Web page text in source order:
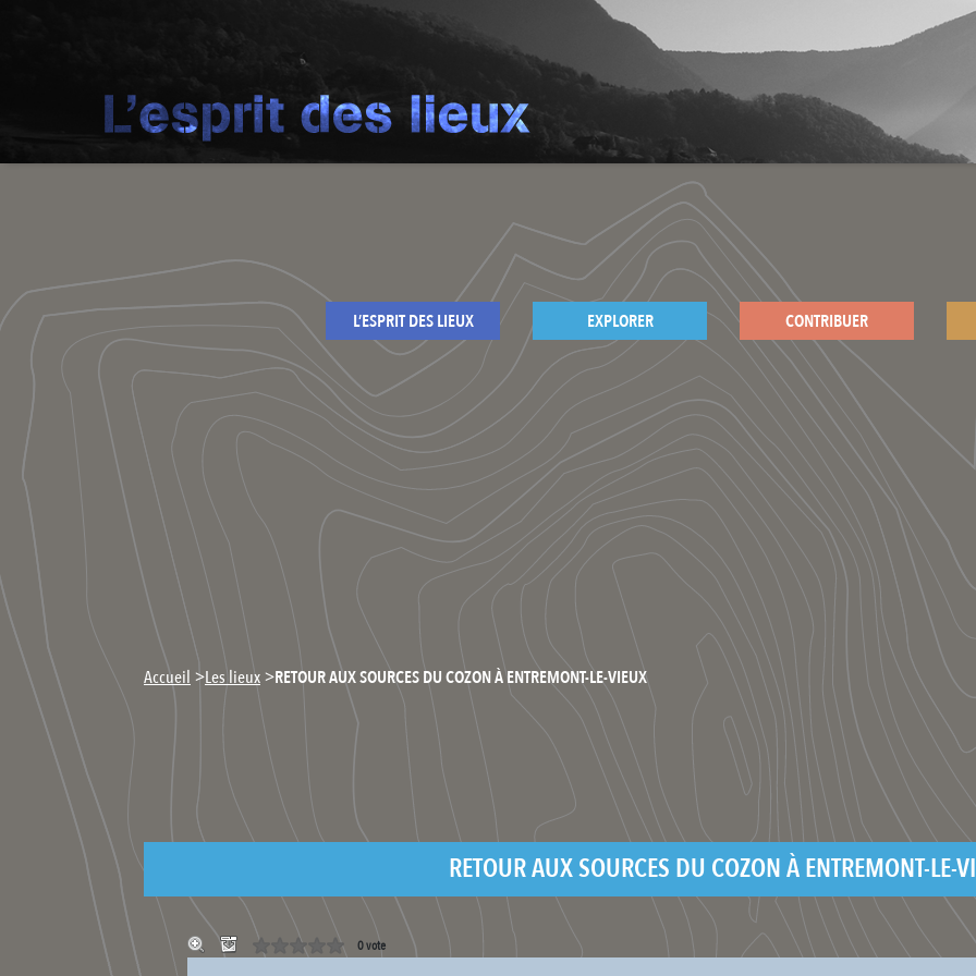
L’ESPRIT DES LIEUX EXPLORER CONTRIBUER
Accueil >Les lieux>RETOUR AUX SOURCES DU COZON À ENTREMONT-LE-VIEUX
RETOUR AUX SOURCES DU COZON À ENTREMONT-LE-
0 vote